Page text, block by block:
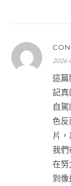
2026-
這篇
記真
自
色反
片
我們
在努
到